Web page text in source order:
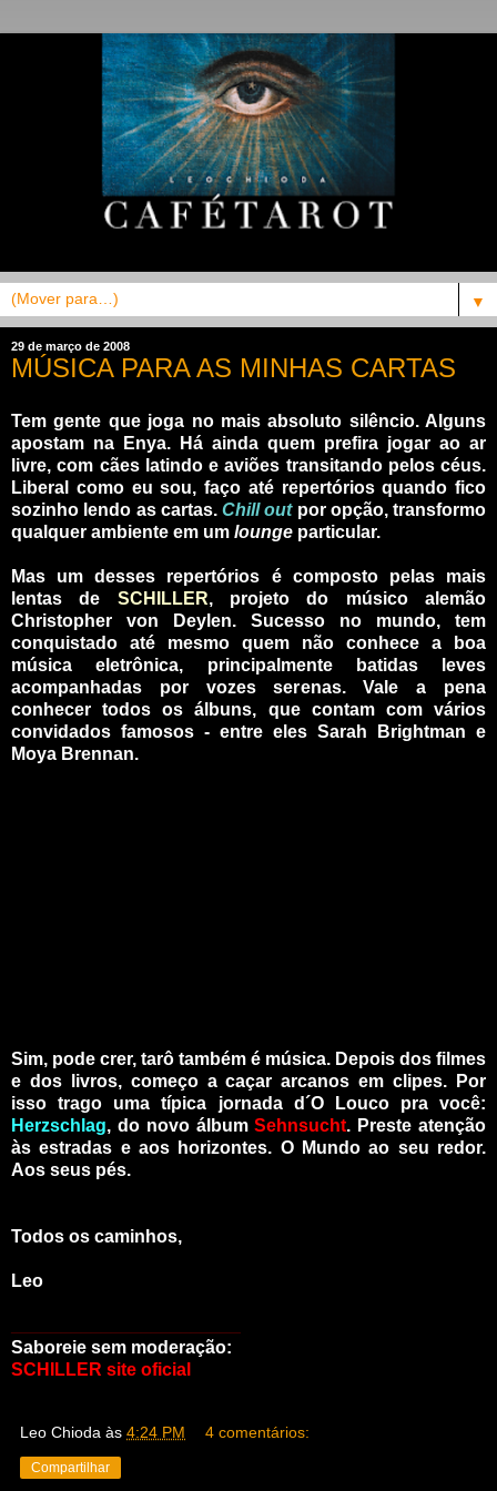
▼
29 de março de 2008
MÚSICA PARA AS MINHAS CARTAS
Tem gente que joga no mais absoluto silêncio. Alguns
apostam na Enya. Há ainda quem prefira jogar ao ar
livre, com cães latindo e aviões transitando pelos céus.
Liberal como eu sou, faço até repertórios quando fico
sozinho lendo as cartas. Chillout por opção, transformo
qualquer ambiente em um lounge particular.
Mas um desses repertórios é composto pelas mais
lentas de SCHILLER, projeto do músico alemão
Christopher von Deylen. Sucesso no mundo, tem
conquistado até mesmo quem não conhece a boa
música eletrônica, principalmente batidas leves
acompanhadas por vozes serenas. Vale a pena
conhecer todos os álbuns, que contam com vários
convidados famosos - entre eles Sarah Brightman e
Moya Brennan.
Sim, pode crer, tarô também é música. Depois dos filmes
e dos livros, começo a caçar arcanos em clipes. Por
isso trago uma típica jornada d´O Louco pra você:
Herzschlag, do novo álbumSehnsucht. Preste atenção
às estradas e aos horizontes. O Mundo ao seu redor.
Aos seus pés.
Todos os caminhos,
Leo
Saboreie sem moderação:
SCHILLER site oficial
Leo Chioda às 4:24 PM 4 comentários:
Compartilhar